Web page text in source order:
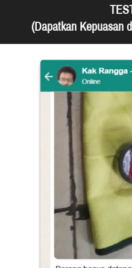
(Dapatkan Kepuasan